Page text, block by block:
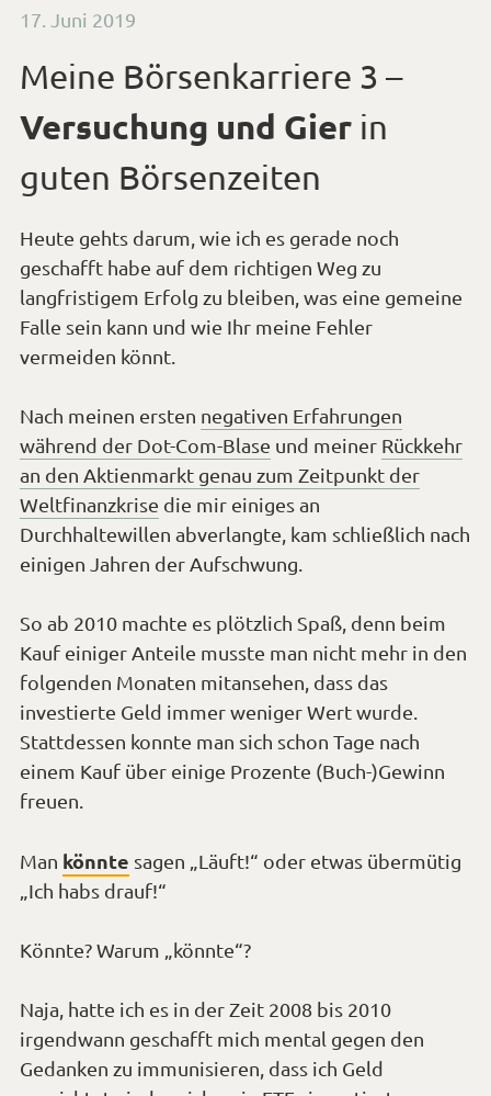
Veröffentlicht
17. Juni 2019
Meine Börsenkarriere 3 –
Versuchung und Gier in
guten Börsenzeiten
Heute gehts darum, wie ich es gerade noch
geschafft habe auf dem richtigen Weg zu
langfristigem Erfolg zu bleiben, was eine gemeine
Falle sein kann und wie Ihr meine Fehler
vermeiden könnt.
Nach meinen ersten negativen Erfahrungen
während der Dot-Com-Blase und meiner Rückkehr
an den Aktienmarkt genau zum Zeitpunkt der
Weltfinanzkrise die mir einiges an
Durchhaltewillen abverlangte, kam schließlich nach
einigen Jahren der Aufschwung.
So ab 2010 machte es plötzlich Spaß, denn beim
Kauf einiger Anteile musste man nicht mehr in den
folgenden Monaten mitansehen, dass das
investierte Geld immer weniger Wert wurde.
Stattdessen konnte man sich schon Tage nach
einem Kauf über einige Prozente (Buch-)Gewinn
freuen.
Man könnte sagen „Läuft!“ oder etwas übermütig
„Ich habs drauf!“
Könnte? Warum „könnte“?
Naja, hatte ich es in der Zeit 2008 bis 2010
irgendwann geschafft mich mental gegen den
Gedanken zu immunisieren, dass ich Geld